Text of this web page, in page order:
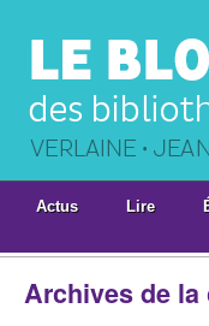
Actus Lire
Archives de la